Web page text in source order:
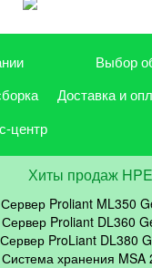
Выбор
Доставка и
центр
Хиты продаж HPE
Сервер Proliant ML350
Сервер Proliant DL360
Сервер ProLiant DL380
Система хранения MSA